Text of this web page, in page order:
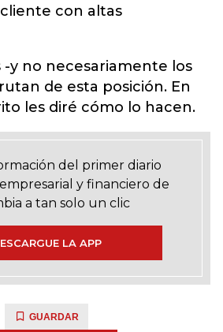
con altas
-y no necesariamente los
de esta posición. En
les diré cómo lo hacen.
del primer diario
y financiero de
a tan solo un clic
LA APP
GUARDAR